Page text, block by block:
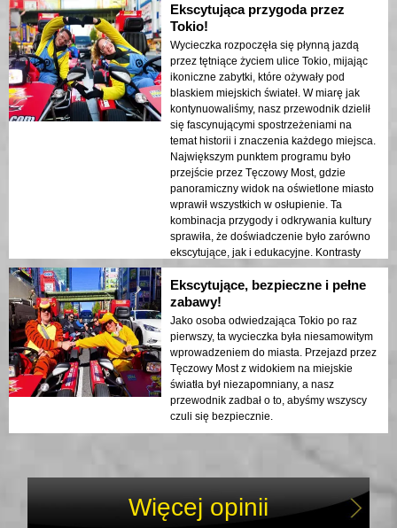
Światła miasta odbijające się w zatoce
stworzyły senna atmosferę, która
pozostawiła trwałe wrażenie. Ta wycieczka
jest idealna dla osób odwiedzających po
raz pierwszy, które chcą połączyć przygodę
z zwiedzaniem. Kontrast między
nowoczesnymi strukturami Tokio a
historycznymi obszarami był pięknie
ukazany w nocnych światłach. Gorąco
polecam tę wycieczkę każdemu!
Ekscytująca przygoda przez
Tokio!
Wycieczka rozpoczęła się płynną jazdą
przez tętniące życiem ulice Tokio, mijając
ikoniczne zabytki, które ożywały pod
blaskiem miejskich świateł. W miarę jak
kontynuowaliśmy, nasz przewodnik dzielił
się fascynującymi spostrzeżeniami na
temat historii i znaczenia każdego miejsca.
Największym punktem programu było
przejście przez Tęczowy Most, gdzie
panoramiczny widok na oświetlone miasto
wprawił wszystkich w osłupienie. Ta
kombinacja przygody i odkrywania kultury
sprawiła, że doświadczenie było zarówno
ekscytujące, jak i edukacyjne. Kontrasty
między nowoczesną architekturą Tokio a
jego historycznymi miejscami dodały głębi
podróży.
Ekscytujące, bezpieczne i pełne
zabawy!
Jako osoba odwiedzająca Tokio po raz
pierwszy, ta wycieczka była niesamowitym
wprowadzeniem do miasta. Przejazd przez
Tęczowy Most z widokiem na miejskie
światła był niezapomniany, a nasz
przewodnik zadbał o to, abyśmy wszyscy
czuli się bezpiecznie.
Więcej opinii